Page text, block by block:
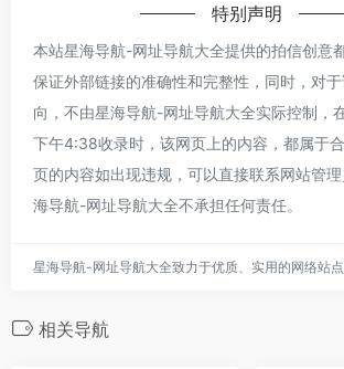
特别声明
本站星海导航-网址导航大全提供的拍信创意
保证外部链接的准确性和完整性，同时，对
向，不由星海导航-网址导航大全实际控制，
下午4:38收录时，该网页上的内容，都属于
页的内容如出现违规，可以直接联系网站管
海导航-网址导航大全不承担任何责任。
星海导航-网址导航大全致力于优质、实用的网络站
相关导航